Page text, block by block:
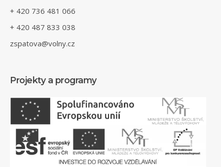
+ 420 736 481 066
+ 420 487 833 038
zspatova@volny.cz
Projekty a programy